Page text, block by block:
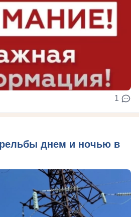
1
днем и ночью в